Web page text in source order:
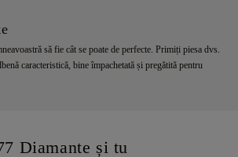
să fie cât se poate de perfecte. Primiți piesa dvs.
caracteristică, bine împachetată și pregătită pentru
Diamante și tu